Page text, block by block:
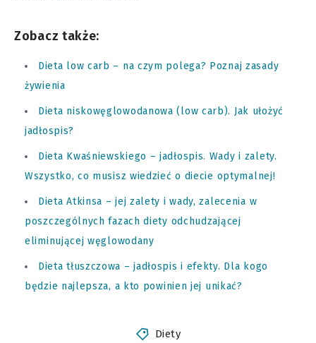
Zobacz także:
Dieta low carb – na czym polega? Poznaj zasady
żywienia
Dieta niskowęglowodanowa (low carb). Jak ułożyć
jadłospis?
Dieta Kwaśniewskiego – jadłospis. Wady i zalety.
Wszystko, co musisz wiedzieć o diecie optymalnej!
Dieta Atkinsa – jej zalety i wady, zalecenia w
poszczególnych fazach diety odchudzającej
eliminującej węglowodany
Dieta tłuszczowa – jadłospis i efekty. Dla kogo
będzie najlepsza, a kto powinien jej unikać?
Diety